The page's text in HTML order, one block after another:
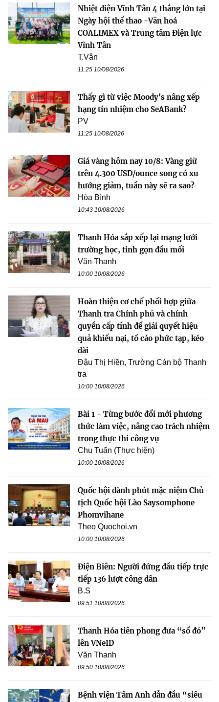
Nhiệt điện Vĩnh Tân 4 thắng lớn tại
Ngày hội thể thao -Văn hoá
COALIMEX và Trung tâm Điện lực
Vĩnh Tân
T.Vân
11:25 10/08/2026
Thấy gì từ việc Moody's nâng xếp
hạng tín nhiệm cho SeABank?
PV
11:25 10/08/2026
Giá vàng hôm nay 10/8: Vàng giữ
trên 4.300 USD/ounce song có xu
hướng giảm, tuần này sẽ ra sao?
Hòa Bình
10:43 10/08/2026
Thanh Hóa sắp xếp lại mạng lưới
trường học, tinh gọn đầu mối
Văn Thanh
10:00 10/08/2026
Hoàn thiện cơ chế phối hợp giữa
Thanh tra Chính phủ và chính
quyền cấp tỉnh để giải quyết hiệu
quả khiếu nại, tố cáo phức tạp, kéo
dài
Đậu Thị Hiền, Trường Cán bộ Thanh
tra
10:00 10/08/2026
Bài 1 - Từng bước đổi mới phương
thức làm việc, nâng cao trách nhiệm
trong thực thi công vụ
Chu Tuấn (Thực hiện)
10:00 10/08/2026
Quốc hội dành phút mặc niệm Chủ
tịch Quốc hội Lào Saysomphone
Phomvihane
Theo Quochoi.vn
10:00 10/08/2026
Điện Biên: Người đứng đầu tiếp trực
tiếp 136 lượt công dân
B.S
09:51 10/08/2026
Thanh Hóa tiên phong đưa “sổ đỏ”
lên VNeID
Văn Thanh
09:50 10/08/2026
Bệnh viện Tâm Anh dẫn đầu “siêu